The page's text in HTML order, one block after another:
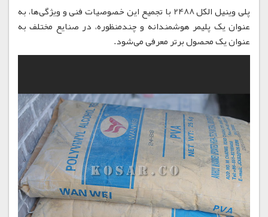
پلی وینیل الکل 2488 با تجمیع این خصوصیات فنی و ویژگی‌ها، به
عنوان یک پلیمر هوشمندانه و چندمنظوره، در صنایع مختلف به
عنوان یک محصول برتر معرفی می‌شود.